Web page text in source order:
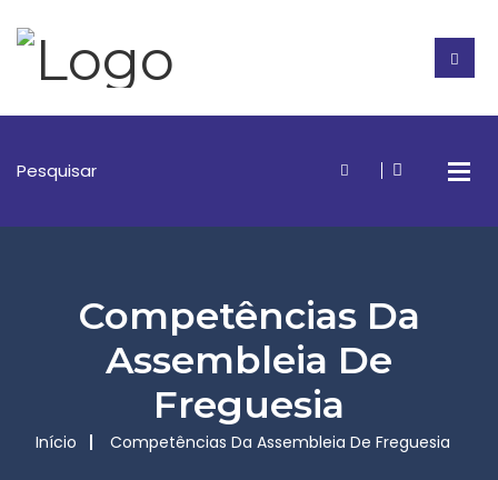
Competências Da
Assembleia De
Freguesia
Início Competências Da Assembleia De Freguesia